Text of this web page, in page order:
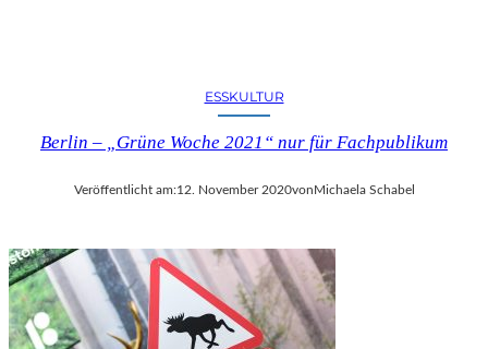
ESSKULTUR
Berlin – „Grüne Woche 2021“ nur für Fachpublikum
Veröffentlicht am:12. November 2020von Michaela Schabel